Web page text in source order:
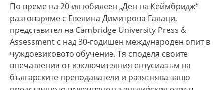
По време на 20-ия юбилеен „Ден на Кеймбридж“
разговаряме с Евелина Димитрова-Галаци,
представител на Cambridge University Press &
Assessment с над 30-годишен международен опит в
чуждоезиковото обучение. Тя споделя своите
впечатления от изключителния ентусиазъм на
българските преподаватели и разяснява защо